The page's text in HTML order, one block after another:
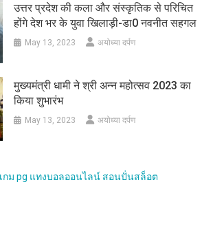
उत्तर प्रदेश की कला और संस्कृतिक से परिचित
होंगे देश भर के युवा खिलाड़ी-डा0 नवनीत सहगल
May 13, 2023 अयोध्या दर्पण
मुख्यमंत्री धामी ने श्री अन्न महोत्सव 2023 का
किया शुभारंभ
May 13, 2023 अयोध्या दर्पण
เกม pg แทงบอลออนไลน์ สอนปั่นสล็อต